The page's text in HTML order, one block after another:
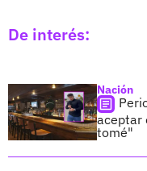
De interés:
Nación
aceptar
tomé"